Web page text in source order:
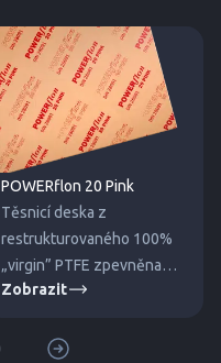
POWERflon 20 Pink
Těsnicí deska z
restrukturovaného 100%
„virgin” PTFE zpevněna
křemičitým plnivem proti
vysoké tlaky a teploty.
Zobrazit